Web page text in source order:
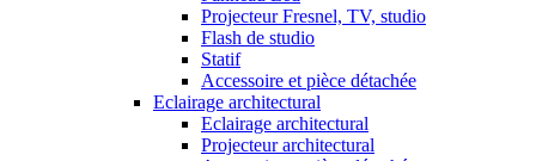
Projecteur Fresnel, TV, studio
Flash de studio
Statif
Accessoire et pièce détachée
Eclairage architectural
Eclairage architectural
Projecteur architectural